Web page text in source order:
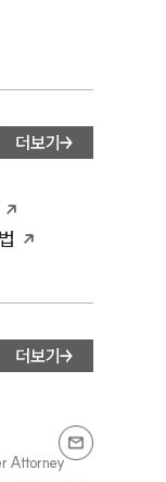
더보기
더보기
Attorney